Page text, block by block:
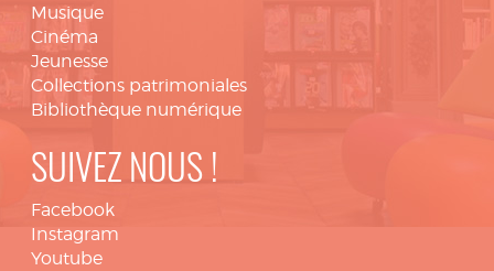
Musique
Cinéma
Jeunesse
Collections patrimoniales
Bibliothèque numérique
SUIVEZ NOUS !
Facebook
Instagram
Youtube